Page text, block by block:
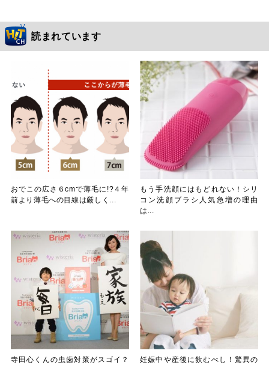
読まれています
おでこの広さ６cmで薄毛に!?４年
前より薄毛への目線は厳しく...
もう手洗顔にはもどれない！シリ
コン洗顔ブラシ人気急増の理由
は...
寺田心くんの虫歯対策がスゴイ？
妊娠中や産後に飲むべし！驚異の